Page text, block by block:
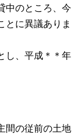
中のところ、今
とに異議ありま
、平成＊＊年
間の従前の土地